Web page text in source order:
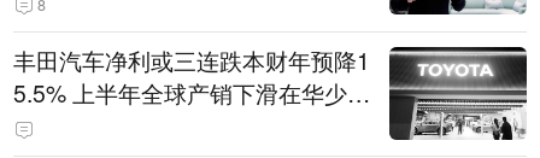
8
丰田汽车净利或三连跌本财年预降1
5.5% 上半年全球产销下滑在华少卖
14.3万辆